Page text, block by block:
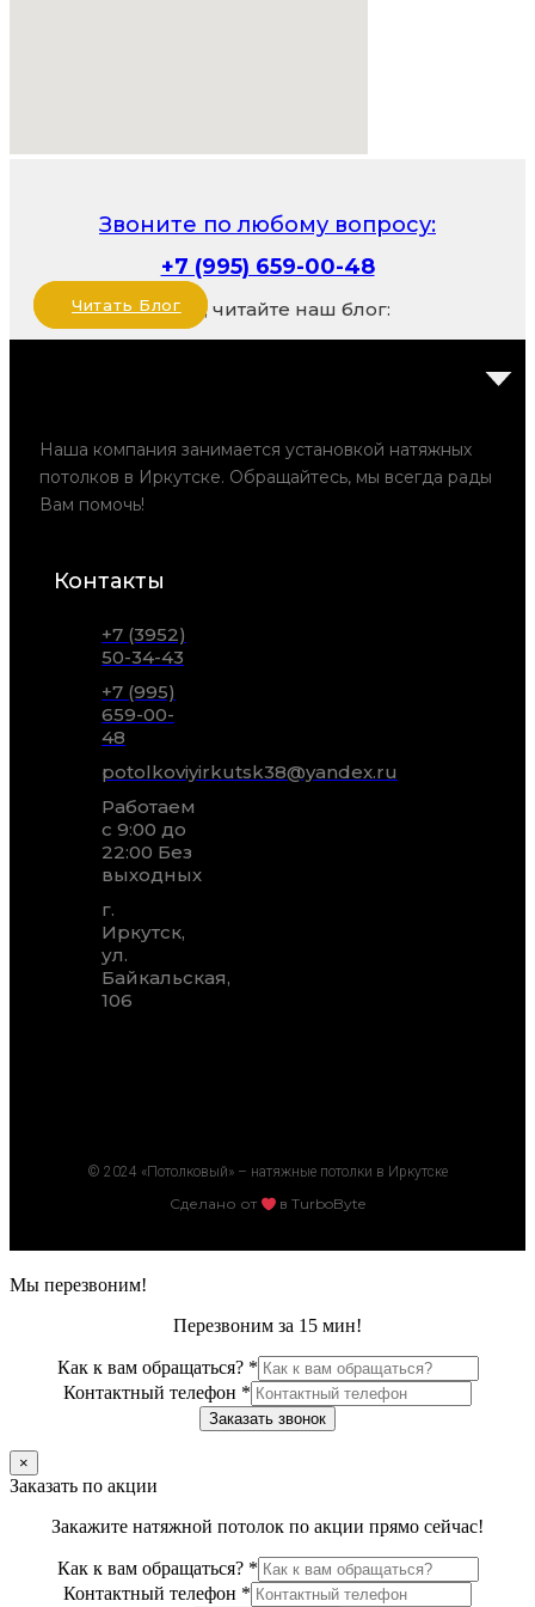
Звоните по любому вопросу:
+7 (995) 659-00-48
Также, читайте наш блог:
Читать Блог
Наша компания занимается установкой натяжных
потолков в Иркутске. Обращайтесь, мы всегда рады
Вам помочь!
Контакты
+7 (3952)
50-34-43
+7 (995)
659-00-
48
potolkoviyirkutsk38@yandex.ru
Работаем
с 9:00 до
22:00 Без
выходных
г.
Иркутск,
ул.
Байкальская,
106
© 2024 «Потолковый» – натяжные потолки в Иркутске
Сделано от в TurboByte
Мы перезвоним!
Перезвоним за 15 мин!
Как к вам обращаться? *
Контактный телефон *
Заказать звонок
×
Заказать по акции
Закажите натяжной потолок по акции прямо сейчас!
Как к вам обращаться? *
Контактный телефон *